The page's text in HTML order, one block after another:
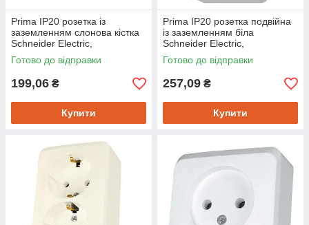
Prima IP20 розетка із
заземленням слонова кістка
Schneider Electric,
WDE001180
Готово до відправки
199,06 ₴
Купити
Prima IP20 розетка подвійна
із заземленням біла
Schneider Electric,
WDE001048
Готово до відправки
257,09 ₴
Купити